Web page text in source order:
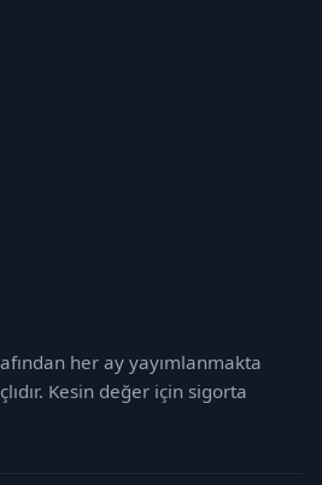
her ay yayımlanmakta
Kesin değer için sigorta